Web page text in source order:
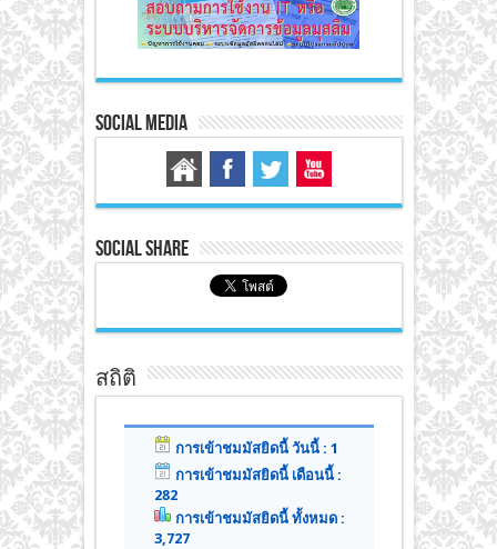
Social Media
Social Share
สถิติ
การเข้าชมมัสยิดนี้ วันนี้ : 1
การเข้าชมมัสยิดนี้ เดือนนี้ :
282
การเข้าชมมัสยิดนี้ ทั้งหมด :
3,727